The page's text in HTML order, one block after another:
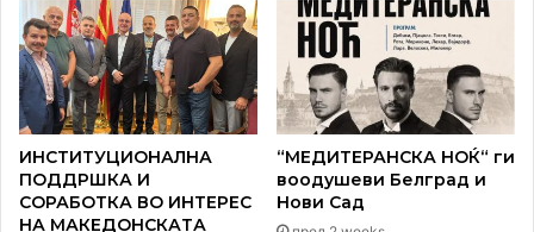
ИНСТИТУЦИОНАЛНА
ПОДДРШКА И
СОРАБОТКА ВО ИНТЕРЕС
НА МАКЕДОНСКАТА
“МЕДИТЕРАНСКА НОЌ“ ги
воодушеви Белград и
Нови Сад